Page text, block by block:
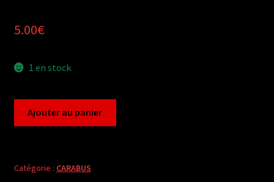
5.00€
1 en stock
kurilensis
Ajouter au panier
Catégorie : CARABUS